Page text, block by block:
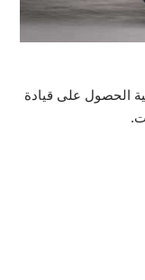
الحصول على قيادة